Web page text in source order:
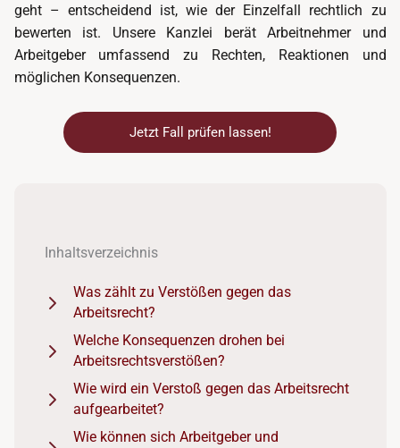
geht – entscheidend ist, wie der Einzelfall rechtlich zu
bewerten ist. Unsere Kanzlei berät Arbeitnehmer und
Arbeitgeber umfassend zu Rechten, Reaktionen und
möglichen Konsequenzen.
Jetzt Fall prüfen lassen!
Inhaltsverzeichnis
Was zählt zu Verstößen gegen das
Arbeitsrecht?
Welche Konsequenzen drohen bei
Arbeitsrechtsverstößen?
Wie wird ein Verstoß gegen das Arbeitsrecht
aufgearbeitet?
Wie können sich Arbeitgeber und